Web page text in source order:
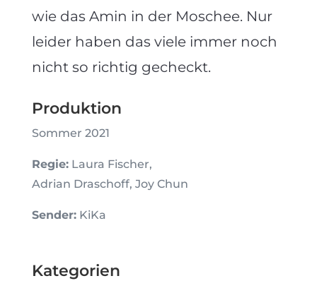
wie das Amin in der Moschee. Nur
leider haben das viele immer noch
nicht so richtig gecheckt.
Produktion
Sommer 2021
Regie:Laura Fischer,
Adrian Draschoff, Joy Chun
Sender:KiKa
Kategorien